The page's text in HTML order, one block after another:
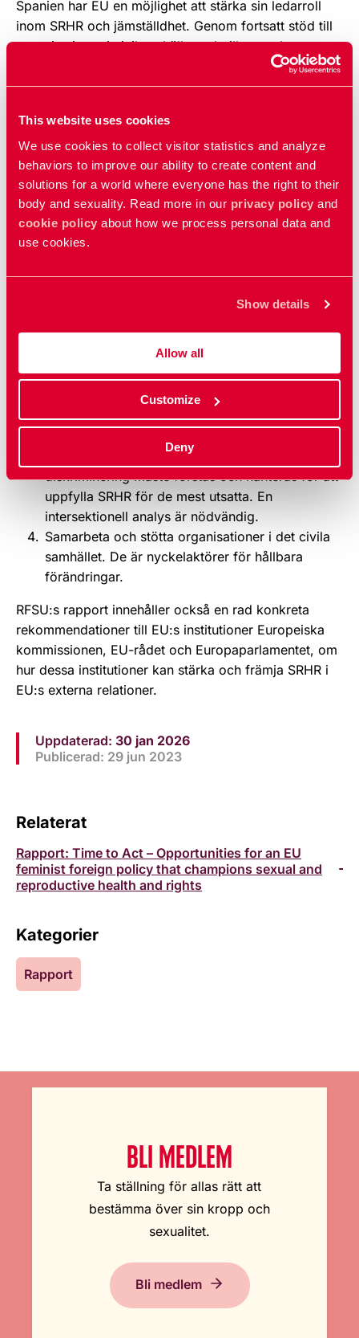
This website uses cookies
We use cookies to collect visitor statistics and analyze
behaviors to improve our ability to create content and
solutions for a world where everyone has the right to their
body and sexuality. Read more in our privacy policy and
cookie policy about how we process personal data and
use cookies.
Show details
Allow all
Customize
Deny
Spanien har EU en möjlighet att stärka sin ledarroll
inom SRHR och jämställdhet. Genom fortsatt stöd till
organisationer i civilsamhället och till samarbeten
mellan olika rörelser kan EU vara en katalysator för
hållbar förändring och vara en stark röst för
sakkunnig på RFSU.
Fyra sätt att främja SRHR i EU:s
feministiska utrikespolitik
RFSU:s rapport lyfter fram vikten av en stark och
tydlig EU-röst för SRHR i globala forum. Den lyfter
ojämlikhet mellan könen. Här ingår att motverka
skadliga och rigida sociala normer kring
sexualitet och könsroller som hindrar
uppfyllandet av SRHR
Stärka hälso- och sjukvårdssystem så att fler
Lämna ingen utanför. Olika former av
diskriminering måste förstås och hanteras för att
uppfylla SRHR för de mest utsatta. En
intersektionell analys är nödvändig.
Samarbeta och stötta organisationer i det civila
samhället. De är nyckelaktörer för hållbara
förändringar.
RFSU:s rapport innehåller också en rad konkreta
rekommendationer till EU:s institutioner Europeiska
kommissionen, EU-rådet och Europaparlamentet, om
hur dessa institutioner kan stärka och främja SRHR i
EU:s externa relationer.
Uppdaterad: 30 jan 2026
Publicerad: 29 jun 2023
Relaterat
Rapport: Time to Act – Opportunities for an EU
feminist foreign policy that champions sexual and
reproductive health and rights
Kategorier
Rapport
BLI MEDLEM
Ta ställning för allas rätt att
bestämma över sin kropp och
sexualitet.
Bli medlem